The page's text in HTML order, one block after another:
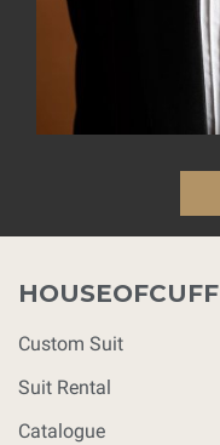
HOUSEOFCUFF
Custom Suit
Suit Rental
Catalogue